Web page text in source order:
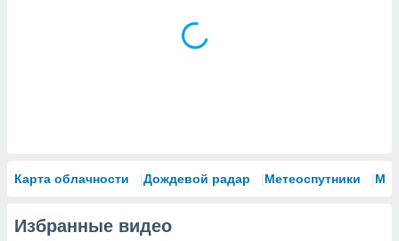
Карта облачности Дождевой радар Метеоспутники
Избранные видео